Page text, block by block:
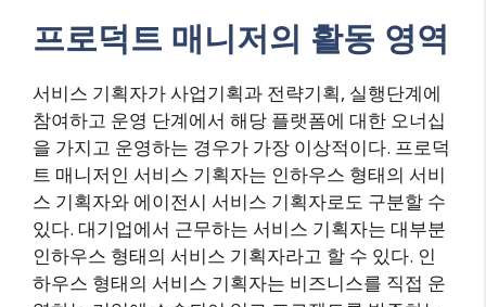
프로덕트 매니저의 활동 영역
서비스 기획자가 사업기획과 전략기획, 실행단계에
참여하고 운영 단계에서 해당 플랫폼에 대한 오너십
을 가지고 운영하는 경우가 가장 이상적이다. 프로덕
트 매니저인 서비스 기획자는 인하우스 형태의 서비
스 기획자와 에이전시 서비스 기획자로도 구분할 수
있다. 대기업에서 근무하는 서비스 기획자는 대부분
인하우스 형태의 서비스 기획자라고 할 수 있다. 인
하우스 형태의 서비스 기획자는 비즈니스를 직접 운